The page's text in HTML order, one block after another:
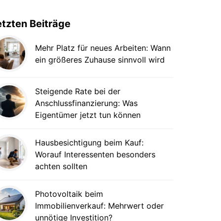
Beiträge
Mehr Platz für neues Arbeiten: Wann
ein größeres Zuhause sinnvoll wird
Steigende Rate bei der
Anschlussfinanzierung: Was
Eigentümer jetzt tun können
Hausbesichtigung beim Kauf:
Worauf Interessenten besonders
achten sollten
Photovoltaik beim
Immobilienverkauf: Mehrwert oder
unnötige Investition?